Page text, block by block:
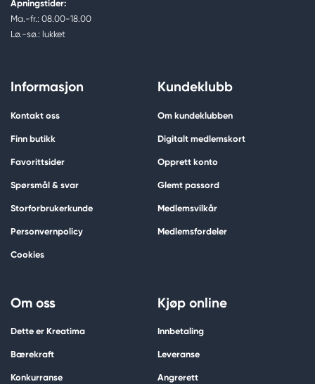
Åpningstider:
Ma.-fr.: 08.00-18.00
Lø.-sø.: lukket
Informasjon
Kontakt oss
Finn butikk
Favorittsider
Spørsmål & svar
Storforbrukerkunde
Personvernpolicy
Cookies
Kundeklubb
Om kundeklubben
Digitalt medlemskort
Opprett konto
Glemt passord
Medlemsvilkår
Medlemsfordeler
Om oss
Dette er Kreatima
Bærekraft
Konkurranse
Kjøp online
Innbetaling
Leveranse
Angrerett